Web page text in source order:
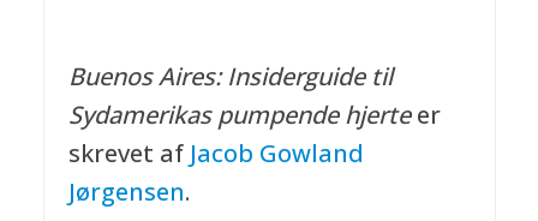
Buenos Aires: Insiderguide til
Sydamerikas pumpende hjerteer
skrevet af Jacob Gowland
Jørgensen.